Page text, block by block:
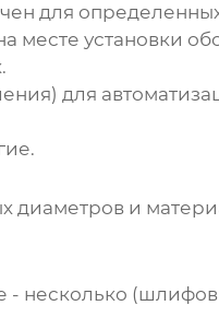
для
месте установки
для
диаметров и
несколько